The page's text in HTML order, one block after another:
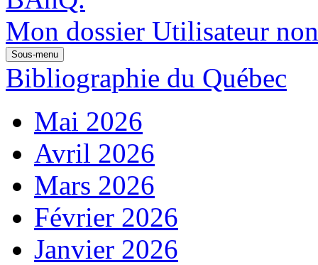
Mon dossier Utilisateur
Sous-menu
Bibliographie du Québec
Mai 2026
Avril 2026
Mars 2026
Février 2026
Janvier 2026